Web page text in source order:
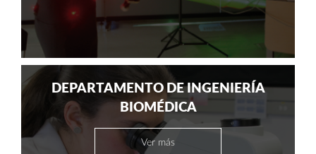
DEPARTAMENTO DE INGENIERÍA
BIOMÉDICA
Ver más